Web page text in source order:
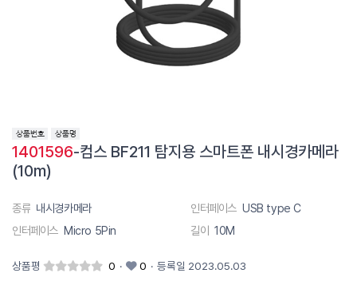
1401596-컴스 BF211 탐지용 스마트폰 내시경카메라
(10m)
종류 내시경카메라 인터페이스 USB type C
인터페이스 Micro 5Pin 길이 10M
상품평 0 · 0 · 등록일 2023.05.03